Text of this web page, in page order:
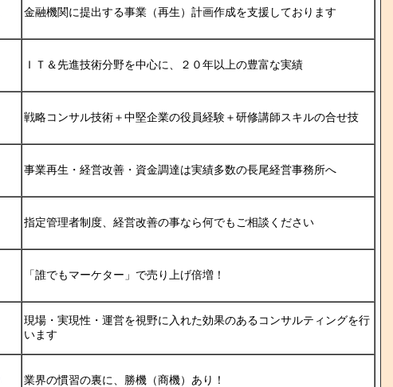
金融機関に提出する事業（再生）計画作成を支援しております
ＩＴ＆先進技術分野を中心に、２０年以上の豊富な実績
戦略コンサル技術＋中堅企業の役員経験＋研修講師スキルの合せ技
事業再生・経営改善・資金調達は実績多数の長尾経営事務所へ
指定管理者制度、経営改善の事なら何でもご相談ください
「誰でもマーケター」で売り上げ倍増！
現場・実現性・運営を視野に入れた効果のあるコンサルティングを行
います
業界の慣習の裏に、勝機（商機）あり！